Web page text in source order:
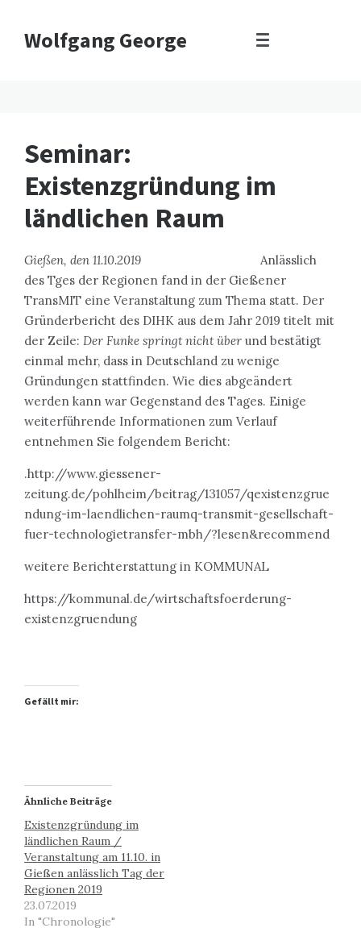
Wolfgang George
Seminar:
Existenzgründung im
ländlichen Raum
Gießen, den 11.10.2019 Anlässlich
des Tges der Regionen fand in der Gießener
TransMIT eine Veranstaltung zum Thema statt. Der
Gründerbericht des DIHK aus dem Jahr 2019 titelt mit
der Zeile: Der Funke springt nicht über und bestätigt
einmal mehr, dass in Deutschland zu wenige
Gründungen stattfinden. Wie dies abgeändert
werden kann war Gegenstand des Tages. Einige
weiterführende Informationen zum Verlauf
entnehmen Sie folgendem Bericht:
.http://www.giessener-
zeitung.de/pohlheim/beitrag/131057/qexistenzgrue
ndung-im-laendlichen-raumq-transmit-gesellschaft-
fuer-technologietransfer-mbh/?lesen&recommend
weitere Berichterstattung in KOMMUNAL
https://kommunal.de/wirtschaftsfoerderung-
existenzgruendung
Gefällt mir:
Ähnliche Beiträge
Existenzgründung im
ländlichen Raum /
Veranstaltung am 11.10. in
Gießen anlässlich Tag der
Regionen 2019
23.07.2019
In "Chronologie"